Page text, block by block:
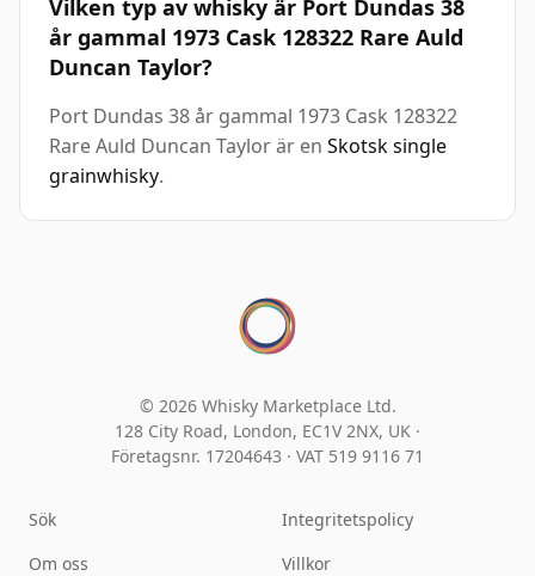
Vilken typ av whisky är Port Dundas 38
år gammal 1973 Cask 128322 Rare Auld
Duncan Taylor?
Port Dundas 38 år gammal 1973 Cask 128322
Rare Auld Duncan Taylor är en Skotsk single
grainwhisky.
© 2026 Whisky Marketplace Ltd.
128 City Road, London, EC1V 2NX, UK ·
Företagsnr. 17204643 · VAT 519 9116 71
Sök
Om oss
Integritetspolicy
Villkor